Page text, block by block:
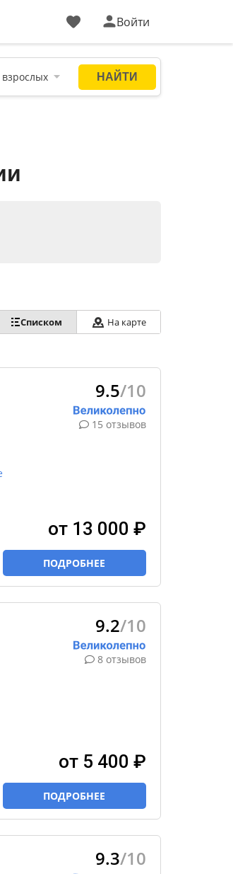
Войти
Списком На карте
9.5/10
15 отзывов
от 13 000 ₽
ПОДРОБНЕЕ
9.2/10
8 отзывов
от 5 400 ₽
ПОДРОБНЕЕ
9.3/10